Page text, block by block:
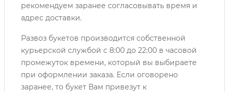
рекомендуем заранее согласовывать время и
адрес доставки.
Развоз букетов производится собственной
курьерской службой с 8:00 до 22:00 в часовой
промежуток времени, который вы выбираете
при оформлении заказа. Если оговорено
заранее, то букет Вам привезут к